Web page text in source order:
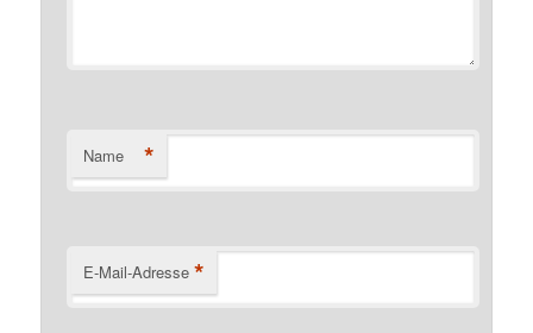
Name *
E-Mail-Adresse *